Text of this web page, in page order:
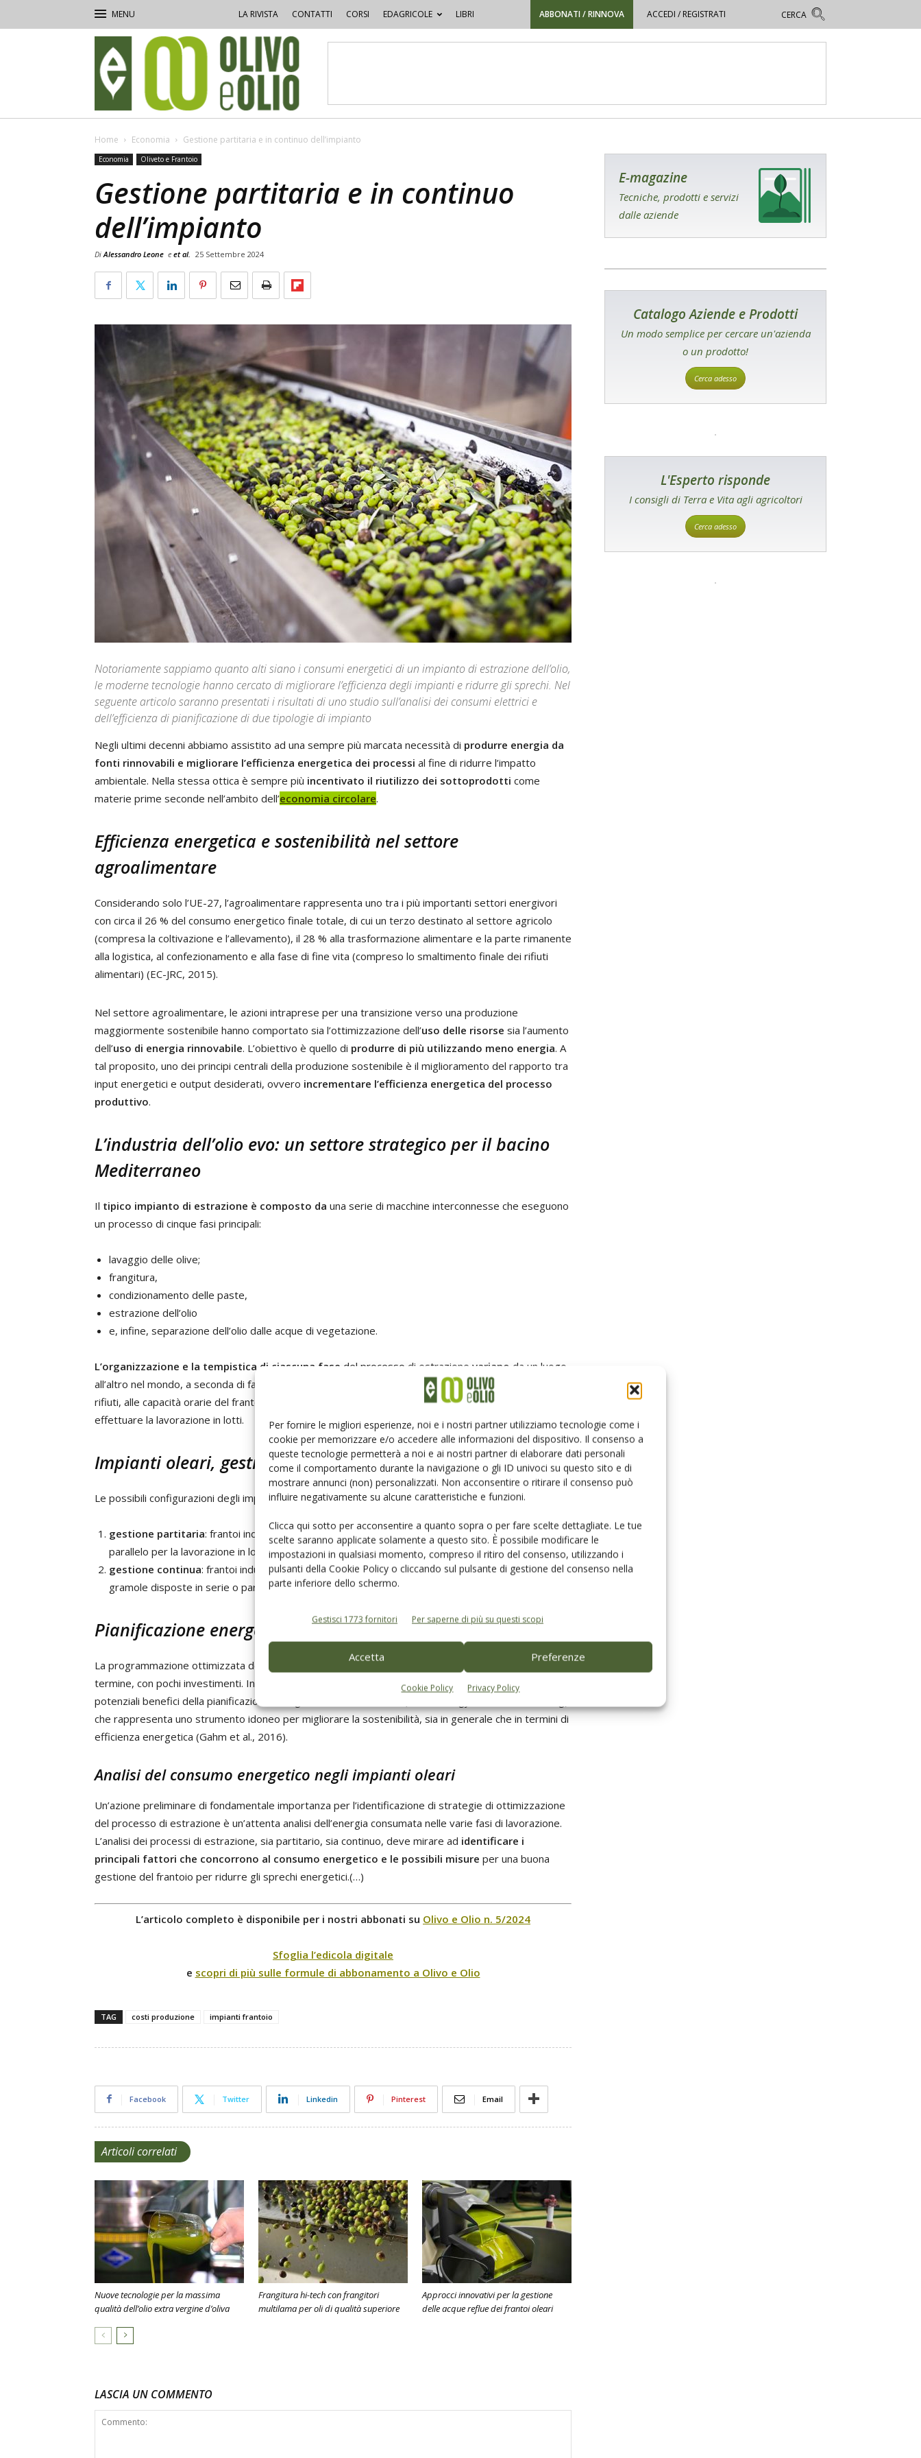
Per fornire le migliori esperienze, noi e i nostri partner utilizziamo tecnologie come i
cookie per memorizzare e/o accedere alle informazioni del dispositivo. Il consenso a
queste tecnologie permetterà a noi e ai nostri partner di elaborare dati personali
come il comportamento durante la navigazione o gli ID univoci su questo sito e di
mostrare annunci (non) personalizzati. Non acconsentire o ritirare il consenso può
influire negativamente su alcune caratteristiche e funzioni.
Clicca qui sotto per acconsentire a quanto sopra o per fare scelte dettagliate. Le tue
scelte saranno applicate solamente a questo sito. È possibile modificare le
impostazioni in qualsiasi momento, compreso il ritiro del consenso, utilizzando i
pulsanti della Cookie Policy o cliccando sul pulsante di gestione del consenso nella
parte inferiore dello schermo.
Gestisci 1773 fornitori Per saperne di più su questi scopi
Accetta Preferenze
Cookie Policy Privacy Policy
LA RIVISTA CONTATTI CORSI EDAGRICOLE LIBRI ABBONATI / RINNOVA ACCEDI / REGISTRATI
e
Olio
Home Economia Gestione partitaria e in continuo dell’impianto
Economia Oliveto e Frantoio
Gestione partitaria e in continuo
dell’impianto
DiAlessandro Leone e et al. 25 Settembre 2024
Notoriamente sappiamo quanto alti siano i consumi energetici di un impianto di estrazione dell’olio,
le moderne tecnologie hanno cercato di migliorare l’efficienza degli impianti e ridurre gli sprechi. Nel
seguente articolo saranno presentati i risultati di uno studio sull’analisi dei consumi elettrici e
dell’efficienza di pianificazione di due tipologie di impianto
Negli ultimi decenni abbiamo assistito ad una sempre più marcata necessità di produrre energia da
fonti rinnovabili e migliorare l’efficienza energetica dei processi al fine di ridurre l’impatto
ambientale. Nella stessa ottica è sempre più incentivato il riutilizzo dei sottoprodotti come
materie prime seconde nell’ambito dell’economia circolare.
Efficienza energetica e sostenibilità nel settore
agroalimentare
Considerando solo l’UE-27, l’agroalimentare rappresenta uno tra i più importanti settori energivori
con circa il 26 % del consumo energetico finale totale, di cui un terzo destinato al settore agricolo
(compresa la coltivazione e l’allevamento), il 28 % alla trasformazione alimentare e la parte rimanente
alla logistica, al confezionamento e alla fase di fine vita (compreso lo smaltimento finale dei rifiuti
alimentari) (EC-JRC, 2015).
Nel settore agroalimentare, le azioni intraprese per una transizione verso una produzione
maggiormente sostenibile hanno comportato sia l’ottimizzazione dell’uso delle risorse sia l’aumento
dell’uso di energia rinnovabile. L’obiettivo è quello di produrre di più utilizzando meno energia. A
tal proposito, uno dei principi centrali della produzione sostenibile è il miglioramento del rapporto tra
input energetici e output desiderati, ovvero incrementare l’efficienza energetica del processo
produttivo.
L’industria dell’olio evo: un settore strategico per il bacino
Mediterraneo
Il tipico impianto di estrazione è composto da una serie di macchine interconnesse che eseguono
un processo di cinque fasi principali:
lavaggio delle olive;
frangitura,
condizionamento delle paste,
estrazione dell’olio
e, infine, separazione dell’olio dalle acque di vegetazione.
L’organizzazione e la tempistica di ciascuna fase del processo di estrazione variano da un luogo
all’altro nel mondo, a seconda di fattori che vanno dalle politiche governative sullo smaltimento dei
rifiuti, alle capacità orarie del frantoio e, soprattutto nel caso dei piccoli produttori, alla necessità di
effettuare la lavorazione in lotti.
Impianti oleari, gestione partitaria e continua
Le possibili configurazioni degli impianti oleari prevedono due tipi di gestione:
gestione partitaria: frantoi industriali di piccola/media capacità oraria, con gramole disposte in
parallelo per la lavorazione in lotti delle olive;
gestione continua: frantoi industriali di grande capacità oraria, con lavorazione continua con
gramole disposte in serie o parallelo. (…)
Pianificazione energeticamente efficiente per frantoi
La programmazione ottimizzata dei processi, tuttavia, può ridurre i costi energetici nel breve
termine, con pochi investimenti. In materia di buona gestione nei processi di produzione, sono noti i
potenziali benefici della pianificazione energeticamente efficiente (EES – Energy-Efficient Scheduling)
che rappresenta uno strumento idoneo per migliorare la sostenibilità, sia in generale che in termini di
efficienza energetica (Gahm et al., 2016).
Analisi del consumo energetico negli impianti oleari
Un’azione preliminare di fondamentale importanza per l’identificazione di strategie di ottimizzazione
del processo di estrazione è un’attenta analisi dell’energia consumata nelle varie fasi di lavorazione.
L’analisi dei processi di estrazione, sia partitario, sia continuo, deve mirare ad identificare i
principali fattori che concorrono al consumo energetico e le possibili misure per una buona
gestione del frantoio per ridurre gli sprechi energetici.(…)
L’articolo completo è disponibile per i nostri abbonati su Olivo e Olio n. 5/2024
Sfoglia l’edicola digitale
e scopri di più sulle formule di abbonamento a Olivo e Olio
TAG costi produzione impianti frantoio
Facebook Twitter Linkedin Pinterest Email
Articoli correlati
Nuove tecnologie per la massima
qualità dell’olio extra vergine d’oliva
Frangitura hi-tech con frangitori
multilama per oli di qualità superiore
Approcci innovativi per la gestione
delle acque reflue dei frantoi oleari
LASCIA UN COMMENTO
E-magazine
Tecniche, prodotti e servizi
dalle aziende
Catalogo Aziende e Prodotti
Un modo semplice per cercare un'azienda
o un prodotto!
Cerca adesso
L'Esperto risponde
I consigli di Terra e Vita agli agricoltori
Cerca adesso